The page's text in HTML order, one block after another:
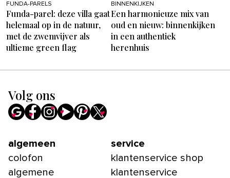
FUNDA-PARELS
Funda-parel: deze villa gaat
helemaal op in de natuur,
met de zwemvijver als
ultieme green flag
BINNENKIJKEN
Een harmonieuze mix van
oud en nieuw: binnenkijken
in een authentiek
herenhuis
Volg ons
algemeen
colofon
algemene
service
klantenservice shop
klantenservice